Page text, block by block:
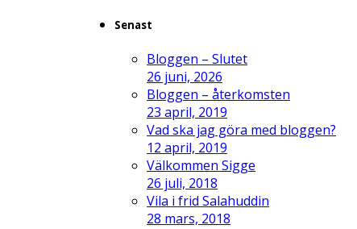
Senast
Bloggen – Slutet
26 juni, 2026
Bloggen – återkomsten
23 april, 2019
Vad ska jag göra med bloggen?
12 april, 2019
Välkommen Sigge
26 juli, 2018
Vila i frid Salahuddin
28 mars, 2018